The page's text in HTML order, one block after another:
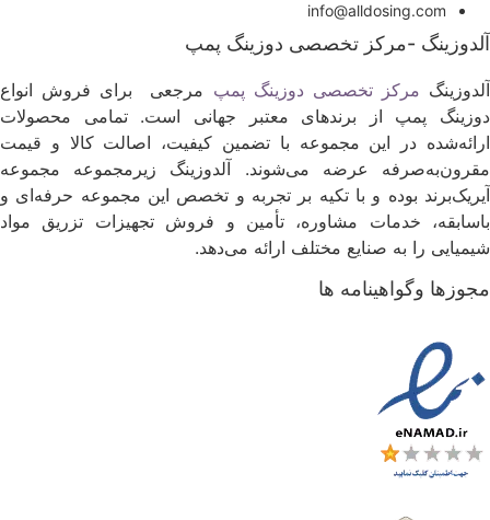
info@alldosing.com
آلدوزینگ -مرکز تخصصی دوزینگ پمپ
مرکز تخصصی دوزینگ پمپ مرجعی برای فروش انواع
دوزینگ پمپ از برندهای معتبر جهانی است. تمامی محصولات
ارائه‌شده در این مجموعه با تضمین کیفیت، اصالت کالا و قیمت
مقرون‌به‌صرفه عرضه می‌شوند. آلدوزینگ زیرمجموعه مجموعه
آیریک‌برند بوده و با تکیه بر تجربه و تخصص این مجموعه حرفه‌ای و
باسابقه، خدمات مشاوره، تأمین و فروش تجهیزات تزریق مواد
شیمیایی را به صنایع مختلف ارائه می‌دهد.
مجوزها وگواهینامه ها